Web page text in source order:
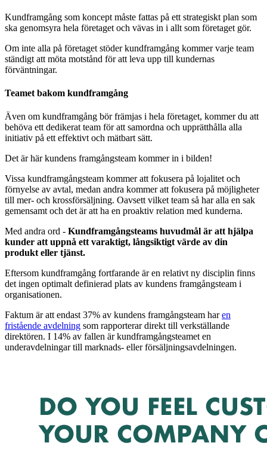
Kundframgång som koncept måste fattas på ett strategiskt plan som
ska genomsyra hela företaget och vävas in i allt som företaget gör.
Om inte alla på företaget stöder kundframgång kommer varje team
ständigt att möta motstånd för att leva upp till kundernas
förväntningar.
Teamet bakom kundframgång
Även om kundframgång bör främjas i hela företaget, kommer du att
behöva ett dedikerat team för att samordna och upprätthålla alla
initiativ på ett effektivt och mätbart sätt.
Det är här kundens framgångsteam kommer in i bilden!
Vissa kundframgångsteam kommer att fokusera på lojalitet och
förnyelse av avtal, medan andra kommer att fokusera på möjligheter
till mer- och krossförsäljning. Oavsett vilket team så har alla en sak
gemensamt och det är att ha en proaktiv relation med kunderna.
Med andra ord - Kundframgångsteams huvudmål är att hjälpa
kunder att uppnå ett varaktigt, långsiktigt värde av din
produkt eller tjänst.
Eftersom kundframgång fortfarande är en relativt ny disciplin finns
det ingen optimalt definierad plats av kundens framgångsteam i
organisationen.
Faktum är att endast 37% av kundens framgångsteam haren
fristående avdelning som rapporterar direkt till verkställande
direktören. I 14% av fallen är kundframgångsteamet en
underavdelningar till marknads- eller försäljningsavdelningen.